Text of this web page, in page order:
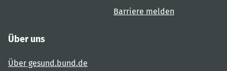
Barriere melden
Über uns
Über gesund.bund.de